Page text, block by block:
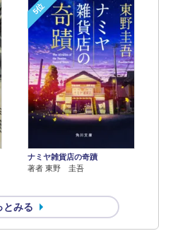
5位
ナミヤ雑貨店の奇蹟
著者 東野 圭吾
とみる